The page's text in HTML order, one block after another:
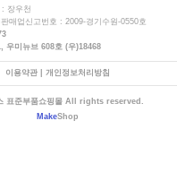
장우천
매업신고번호 : 2009-경기수원-0550호
우미뉴브 608호 (우)18468
이용약관| 개인정보처리방침
표준부품쇼핑몰 All rights reserved.
MakeShop